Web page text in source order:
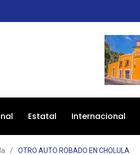
Estatal Internacional
/ OTRO AUTO ROBADO EN CHOLULA